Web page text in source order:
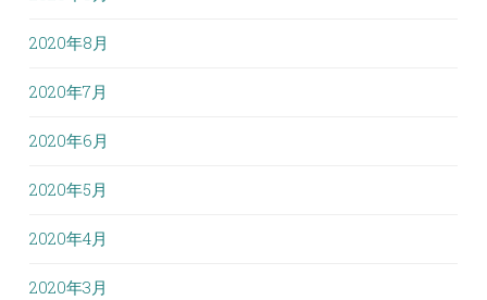
2020年8月
2020年7月
2020年6月
2020年5月
2020年4月
2020年3月